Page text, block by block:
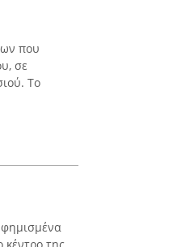
που
σε
Το